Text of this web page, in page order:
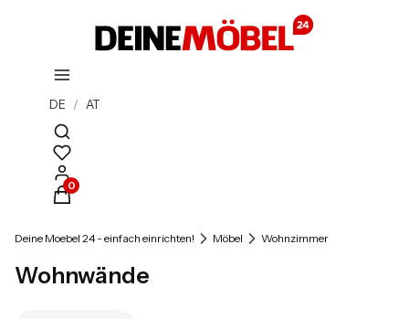
DE / AT
Suchmaschine öffnen
Produkte im Warenkorb: 0. Details anzeigen
Deine Moebel 24 - einfach einrichten! Möbel Wohnzimmer
Wohnwände